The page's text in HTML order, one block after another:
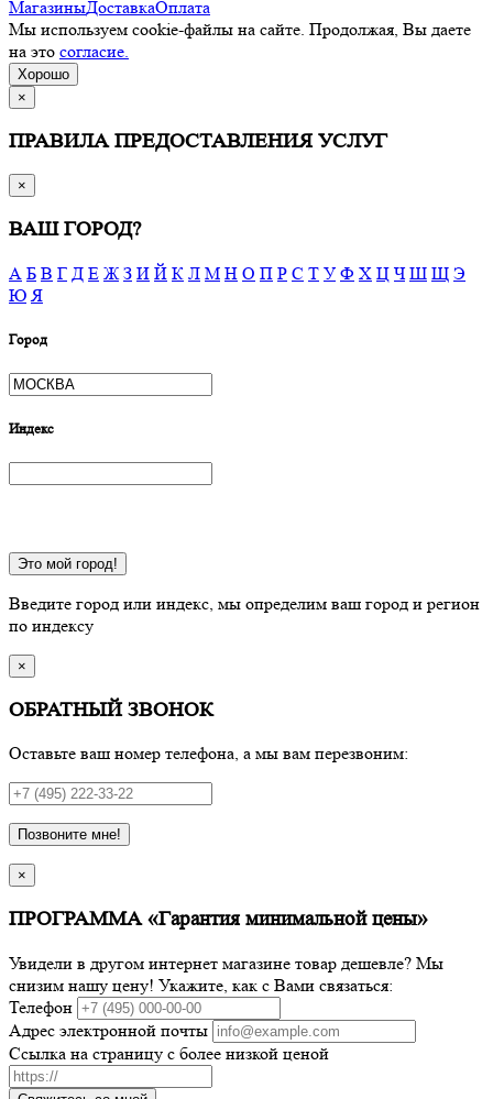
МагазиныДоставкаОплата
Мы используем cookie-файлы на сайте. Продолжая, Вы даете
на это согласие.
Хорошо
×
ПРАВИЛА ПРЕДОСТАВЛЕНИЯ УСЛУГ
×
ВАШ ГОРОД?
А Б В Г Д Е Ж З И Й К Л М Н О П Р С Т У Ф Х Ц Ч Ш Щ Э
Ю Я
Город
Индекс
Это мой город!
Введите город или индекс, мы определим ваш город и регион
по индексу
×
ОБРАТНЫЙ ЗВОНОК
Оставьте ваш номер телефона, а мы вам перезвоним:
Позвоните мне!
×
ПРОГРАММА «Гарантия минимальной цены»
Увидели в другом интернет магазине товар дешевле? Мы
снизим нашу цену! Укажите, как с Вами связаться:
Телефон
Адрес электронной почты
Ссылка на страницу с более низкой ценой